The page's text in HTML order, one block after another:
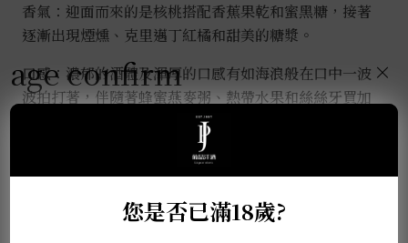
香氣：迎面而來的是核桃搭配香蕉果乾和蜜黑糖，接著
逐漸出現煙燻、克里邁丁紅橘和甜美的糖漿。
口感：濃郁的酒體及渾厚的口感有如海浪般在口中一波
波拍打著，伴隨著蜂蜜燕麥粥、熱帶水果和絲絲牙買加
尾韻：無比濃郁的橡木氣息結合甜美果乾，及隱約透漏
著的一絲泥煤及煙燻味。
age confirm
您是否已滿18歲?
×